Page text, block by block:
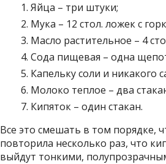
Яйца – три штуки;
Мука – 12 стол. ложек с
Масло растительное – 4
Сода пищевая – одна
Капельку соли и никакого
Молоко теплое – два
Кипяток – один стакан.
Все это смешать в том порядке,
повторила несколько раз, что
выйдут тонкими,